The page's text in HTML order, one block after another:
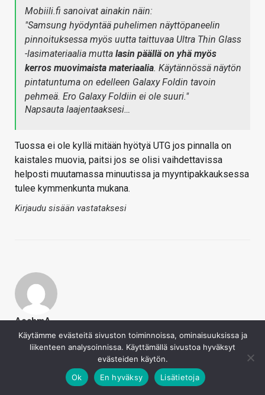
Mobiili.fi sanoivat ainakin näin:
"Samsung hyödyntää puhelimen näyttöpaneelin
pinnoituksessa myös uutta taittuvaa Ultra Thin Glass
-lasimateriaalia mutta lasin päällä on yhä myös
kerros muovimaista materiaalia. Käytännössä näytön
pintatuntuma on edelleen Galaxy Foldin tavoin
pehmeä. Ero Galaxy Foldiin ei ole suuri."
Napsauta laajentaaksesi…
Tuossa ei ole kyllä mitään hyötyä UTG jos pinnalla on
kaistales muovia, paitsi jos se olisi vaihdettavissa
helposti muutamassa minuutissa ja myyntipakkauksessa
tulee kymmenkunta mukana.
Kirjaudu sisään vastataksesi
AeshmA
12.2.2020
Lepakomäyrä sanoi
Tuossa ei ole kyllä mitään hyötyä UTG jos pinnalla
on kaistales muovia, paitsi jos se olisi vaihdettavissa
Käytämme evästeitä sivuston toiminnoissa, ominaisuuksissa ja
liikenteen analysoinnissa. Käyttämällä sivustoa hyväksyt
evästeiden käytön.
Ok
En hyväksy Lisätietoja